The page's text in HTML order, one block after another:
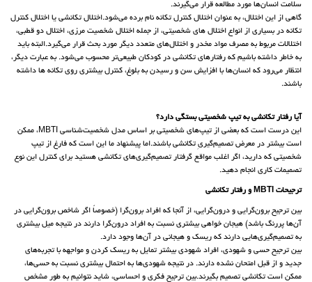
سلامت انسان‌ها مورد مطالعه قرار می‌گیرند.
گاهی از این اختلال، به عنوان اختلال کنترل تکانه نام برده می‌شود.اختلال تکانشی یا اختلال کنترل
تکانه در بسیاری از انواع اختلال های شخصیتی، از جمله اختلال شخصیت مرزی، اختلال دو قطبی،
اختلالات مربوط به مصرف مواد مخدر و اختلال‌های متعدد دیگر مورد بحث قرار می‌گیرد.البته باید
به خاطر داشته باشیم که رفتارهای تکانشی در کودکان طبیعی‌تر محسوب می‌شود. به عبارت دیگر،
انتظار می‌رود که انسان‌ها با افزایش سن و رسیدن به بلوغ، کنترل بیشتری روی تکانه ها داشته
باشند.
آیا رفتار تکانشی به تیپ شخصیتی بستگی دارد؟
این درست است که بعضی از تیپ‌های شخصیتی بر اساس مدل شخصیت‌شناسی MBTI، ممکن
است بیشتر در معرض تصمیم‌گیریِ تکانشی باشند.اما پیشنهاد ما این است که فارغ از تیپ
شخصیتی که دارید، اگر اغلب مواقع گرفتار تصمیم‌گیری‌های تکانشی هستید برای کنترل این نوع
تصمیمات کاری انجام دهید.
ترجیحات MBTI و رفتار تکانشی
بین ترجیح برون‌گرایی و درون‌گرایی، از آنجا که افراد برون‌گرا (خصوصاً اگر شاخص برون‌گرایی در
آن‌ها پررنگ باشد) هیجان خواهی بیشتری نسبت به افراد درون‌گرا دارند در نتیجه میل بیشتری
به تصمیم‌گیری‌هایی دارند که ریسک و هیجانی در آن‌ها وجود دارد.
بین ترجیح حسی و شهودی، افراد شهودی بیشتر تمایل به ریسک کردن و مواجهه با تجربه‌های
جدید و از قبل امتحان نشده دارند. در نتیجه شهودی‌ها به احتمال بیشتری نسبت به حسی‌ها،
ممکن است تکانشی تصمیم بگیرند.بین ترجیح فکری و احساسی، شاید نتوانیم به طور مشخص